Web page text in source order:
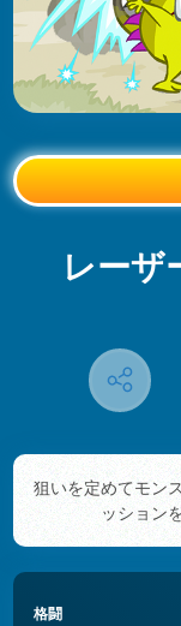
レー
狙いを定めてモン
ッション
格闘